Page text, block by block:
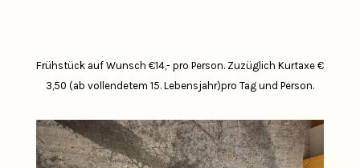
Frühstück auf Wunsch €14,- pro Person. Zuzüglich Kurtaxe €
3,50 (ab vollendetem 15. Lebensjahr)pro Tag und Person.